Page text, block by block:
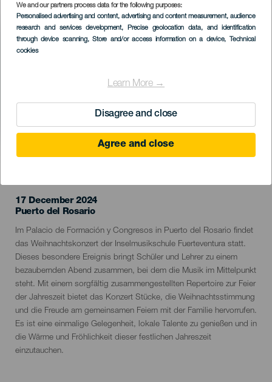
We and our partners process data for the following purposes:
Personalised advertising and content, advertising and content measurement, audience
research and services development, Precise geolocation data, and identification
through device scanning, Store and/or access information on a device, Technical
cookies
Learn More →
Disagree and close
Agree and close
Imagen
Listado
17 December 2024
Localidad
Puerto del Rosario
Descripción
del
evento
Im Palacio de Formación y Congresos in Puerto del Rosario findet
das Weihnachtskonzert der Inselmusikschule Fuerteventura statt.
Dieses besondere Ereignis bringt Schüler und Lehrer zu einem
bezaubernden Abend zusammen, bei dem die Musik im Mittelpunkt
steht. Mit einem sorgfältig zusammengestellten Repertoire zur Feier
der Jahreszeit bietet das Konzert Stücke, die Weihnachtsstimmung
und die Freude am gemeinsamen Feiern mit der Familie hervorrufen.
Es ist eine einmalige Gelegenheit, lokale Talente zu genießen und in
die Wärme und Fröhlichkeit dieser festlichen Jahreszeit
einzutauchen.